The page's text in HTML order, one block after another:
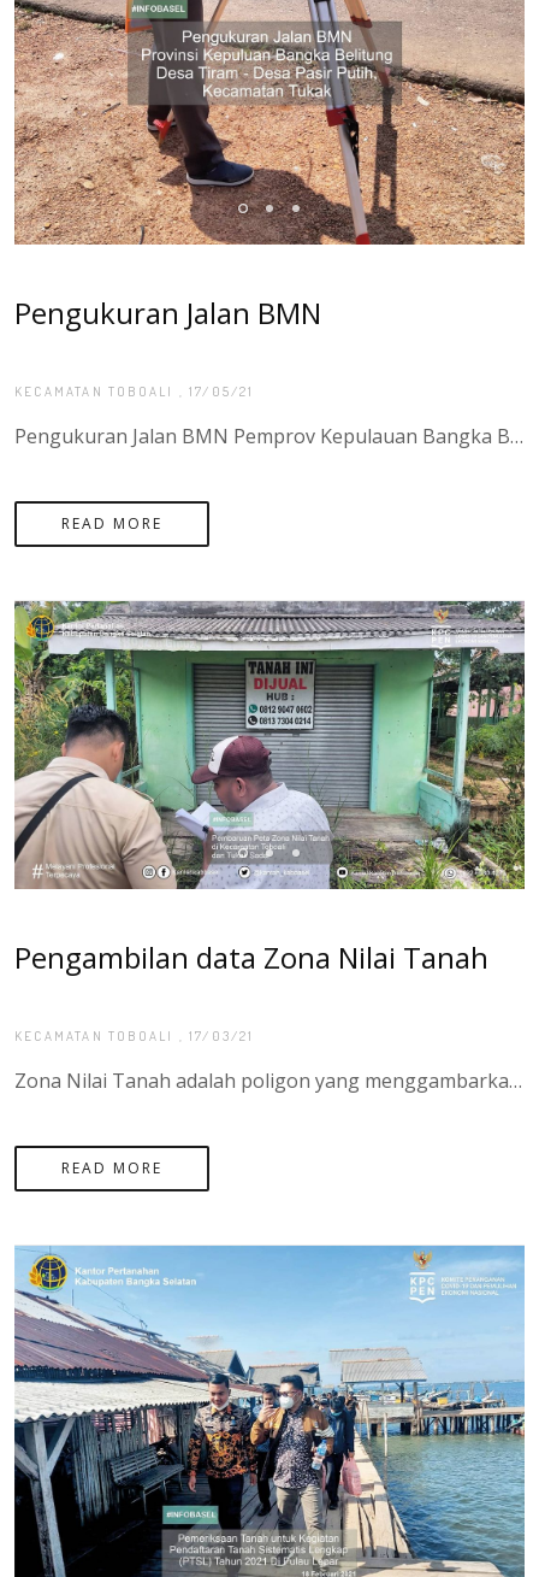
Pengukuran Jalan BMN
KECAMATAN TOBOALI , 17/05/21
Pengukuran Jalan BMN Pemprov Kepulauan Bangka Belitung, Jalan Raya Desa Tiram - Desa Pasir Putih Kecamatan Tukak, Kepulauan Bangka Belitung
READ MORE
Pengambilan data Zona Nilai Tanah
KECAMATAN TOBOALI , 17/03/21
Zona Nilai Tanah adalah poligon yang menggambarkan nilai tanah yang relative sama dari sekumpulan bidang tanah didalamnya, yang batasannya bisa bersifat imajiner ataupun nyata sesuai dengan penggunaan tanah. Kegiatan Pembaharuan Zona Nilai Tanah bertujuan agar informasi nilai tanah selalu terupdate (terbaru) yang dapat dimanfaatkan untk pelayanan pertanahan dan sebagai referensi kebijakan yang berkaitan dengan nilai tanah. - Di Kepulauan Bangka Belitung desa/kel yang sudah di data untuk kegiatan Pembaruan Peta Zona Nilai Tanah adalah sebagai berikut : kelurahan toboali, kelurahan tanjung ketapang, kelurahan teladan, desa gadung, desa rias, desa serdang, desa pasir putih, desa keposang, dan desa Tukak sadai
READ MORE